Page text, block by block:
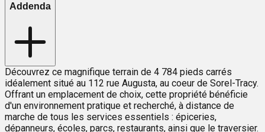
Addenda
Découvrez ce magnifique terrain de 4 784 pieds carrés
idéalement situé au 112 rue Augusta, au coeur de Sorel-Tracy.
Offrant un emplacement de choix, cette propriété bénéficie
d'un environnement pratique et recherché, à distance de
marche de tous les services essentiels : épiceries,
dépanneurs, écoles, parcs, restaurants, ainsi que le traversier.